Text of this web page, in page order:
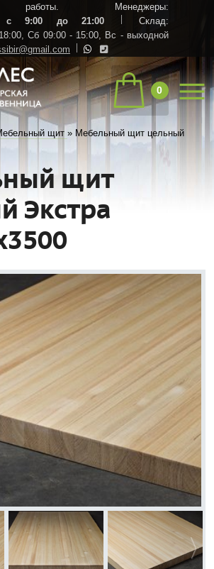
Менеджеры:
с 9:00 до 21:00
Склад:
Сб 09:00 - 15:00, Вс - выходной
0
щит » Мебельный щит цельный
щит
Экстра